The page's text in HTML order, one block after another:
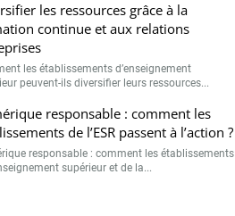
les ressources grâce à la
continue et aux relations
les établissements d’enseignement
peuvent-ils diversifier leurs ressources...
responsable : comment les
de l’ESR passent à l’action ?
responsable : comment les établissements
supérieur et de la...